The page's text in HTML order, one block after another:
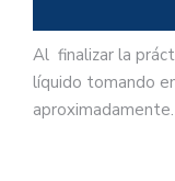
Al finalizar la
líquido tomando
aproximadamente.